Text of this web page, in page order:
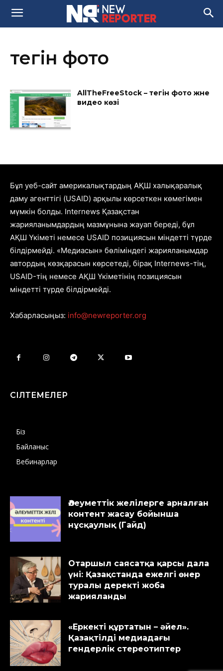
тегін фото
AllTheFreeStock – тегін фото және
видео көзі
Бұл уеб-сайт америкалықтардың АҚШ халықаралық
даму агенттігі (USAID) арқылы көрсеткен көмегімен
мүмкін болды. Internews Қазақстан
жарияланымдардың мазмұнына жауап береді, бұл
АҚШ Үкіметі немесе USAID позициясын міндетті түрде
білдірмейді. «Медиасын» бөліміндегі жарияланымдар
автордың көзқарасын көрсетеді, бірақ Internews-тің,
USAID-тің немесе АҚШ Үкіметінің позициясын
міндетті түрде білдірмейді.
Хабарласыңыз: info@newreporter.org
СІЛТЕМЕЛЕР
Біз
Байланыс
Вебинарлар
Әлеуметтік желілерге арналған
контент жасау бойынша
нұсқаулық (Гайд)
Отаршыл саясатқа қарсы дала
үні: Қазақстанда ежелгі өнер
туралы деректі жоба
жарияланды
«Еркекті құртатын – әйел».
Қазақтілді медиадағы
гендерлік стереотиптер